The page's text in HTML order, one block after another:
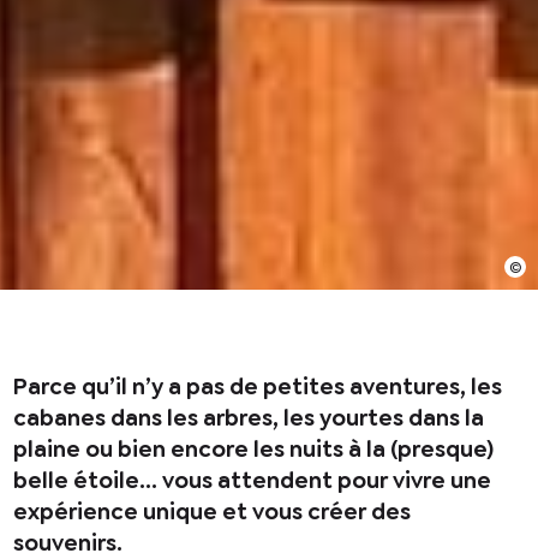
Parce qu’il n’y a pas de petites aventures, les
cabanes dans les arbres, les yourtes dans la
plaine ou bien encore les nuits à la (presque)
belle étoile… vous attendent pour vivre une
expérience unique et vous créer des
souvenirs.
En cochant cette case, j’accepte que les
informations saisies soient utilisées pour
permettre de me recontacter.